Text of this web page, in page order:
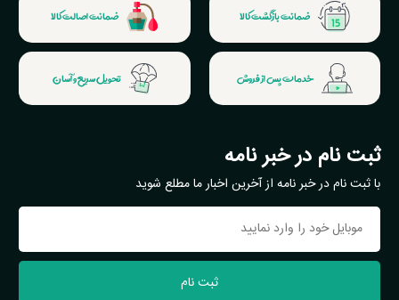
ضمانت بازگشت کالا ضمانت اصالت کالا
خدمات پس از فروش تحویل سریع و آسان
ثبت نام در خبر نامه
با ثبت نام در خبر نامه از آخرین اخبار ما مطلع شوید
ثبت نام